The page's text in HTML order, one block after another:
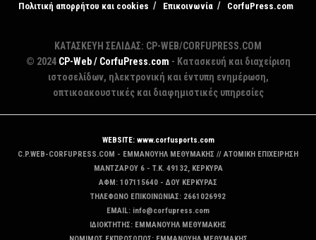
Πολιτική απορρήτου και cookies
Επικοινωνία CorfuPress.com
ΚΑΤΑΣΚΕΥΗ ΣΕΛΙΔΑΣ: CP-WEB/CORFUPRESS.COM
© 2024 CP-Web / CorfuPress.com - Κατασκευή και διαχείριση
ιστοσελίδων, ηλεκτρονική και έντυπη ενημέρωση,
οπτικοακουστικές και διαφημιστικές υπηρεσίες
WEBSITE: www.corfusports.com
C.P.WEB-CORFUPRESS.COM - ΕΜΜΑΝΟΥΗΛ ΜΕΘΥΜΑΚΗΣ // ΑΤΟΜΙΚΗ ΕΠΙΧΕΙΡΗΣΗ
MANTZAΡΟΥ 6 - T.K. 49132, ΚΕΡΚΥΡΑ
ΑΦΜ: 107115640 - ΔΟΥ ΚΕΡΚΥΡΑΣ
ΤΗΛΕΦΩΝΟ ΕΠΙΚΟΙΝΩΝΙΑΣ: 2661026992
EMAIL: info@corfupress.com
ΙΔΙΟΚΤΗΤΗΣ: EMMANOYΗΛ ΜΕΘΥΜΑΚΗΣ